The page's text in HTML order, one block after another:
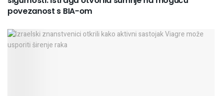
povezanost s BIA-om